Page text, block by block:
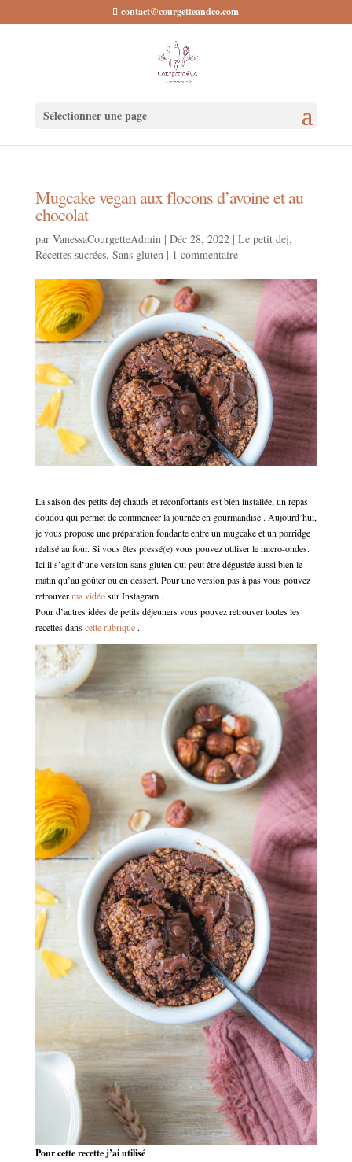
contact@courgetteandco.com
Sélectionner une page
Mugcake vegan aux flocons d’avoine et au
chocolat
par VanessaCourgetteAdmin| Déc 28, 2022| Le petit dej,
Recettes sucrées, Sans gluten| 1 commentaire
La saison des petits dej chauds et réconfortants est bien installée, un repas
doudou qui permet de commencer la journée en gourmandise . Aujourd’hui,
je vous propose une préparation fondante entre un mugcake et un porridge
réalisé au four. Si vous êtes pressé(e) vous pouvez utiliser le micro-ondes.
Ici il s’agit d’une version sans gluten qui peut être dégustée aussi bien le
matin qu’au goûter ou en dessert. Pour une version pas à pas vous pouvez
retrouverma vidéosur Instagram .
Pour d’autres idées de petits déjeuners vous pouvez retrouver toutes les
recettes danscette rubrique .
Pour cette recette j’ai utilisé